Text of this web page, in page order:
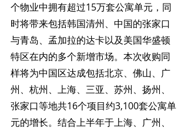
个物业中拥有超过15万套公寓单元，同
时将带来包括韩国清州、中国的张家口
与青岛、孟加拉的达卡以及美国华盛顿
特区在内的多个新增市场。本次收购同
样将为中国区达成包括北京、佛山、广
州、杭州、上海、三亚、苏州、扬州、
张家口等地共16个项目约3,100套公寓单
元的增长。结合上半年于上海、广州、